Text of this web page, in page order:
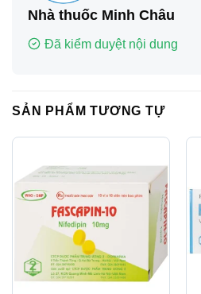
Nhà thuốc Minh Châu
Đã kiểm duyệt nội dung
SẢN PHẨM TƯƠNG TỰ